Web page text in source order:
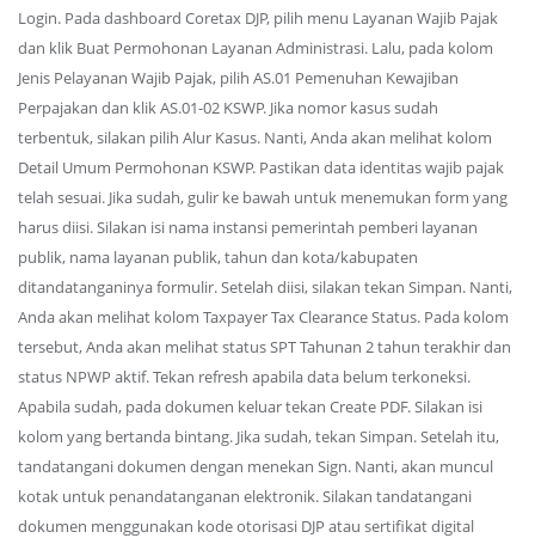
Login. Pada dashboard Coretax DJP, pilih menu Layanan Wajib Pajak
dan klik Buat Permohonan Layanan Administrasi. Lalu, pada kolom
Jenis Pelayanan Wajib Pajak, pilih AS.01 Pemenuhan Kewajiban
Perpajakan dan klik AS.01-02 KSWP. Jika nomor kasus sudah
terbentuk, silakan pilih Alur Kasus. Nanti, Anda akan melihat kolom
Detail Umum Permohonan KSWP. Pastikan data identitas wajib pajak
telah sesuai. Jika sudah, gulir ke bawah untuk menemukan form yang
harus diisi. Silakan isi nama instansi pemerintah pemberi layanan
publik, nama layanan publik, tahun dan kota/kabupaten
ditandatanganinya formulir. Setelah diisi, silakan tekan Simpan. Nanti,
Anda akan melihat kolom Taxpayer Tax Clearance Status. Pada kolom
tersebut, Anda akan melihat status SPT Tahunan 2 tahun terakhir dan
status NPWP aktif. Tekan refresh apabila data belum terkoneksi.
Apabila sudah, pada dokumen keluar tekan Create PDF. Silakan isi
kolom yang bertanda bintang. Jika sudah, tekan Simpan. Setelah itu,
tandatangani dokumen dengan menekan Sign. Nanti, akan muncul
kotak untuk penandatanganan elektronik. Silakan tandatangani
dokumen menggunakan kode otorisasi DJP atau sertifikat digital